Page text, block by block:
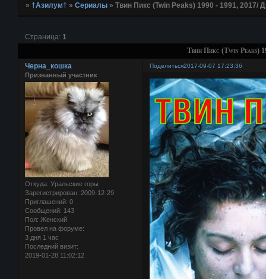
»†Азилум† »Сериалы »Твин Пикс (Twin Peaks) 1990 - 1991, 2017/
Твин Пикс (Twin Peaks)
Страница: 1
Поделиться2017-09-07 17:23:36
Черна_кошка
Признанный участник
Откуда: Уральские горы
Зарегистрирован: 2009-12-29
Приглашений: 0
Сообщений: 143
Пол: Женский
Провел на форуме:
3 дня 1 час
Последний визит:
2019-01-28 11:02:12